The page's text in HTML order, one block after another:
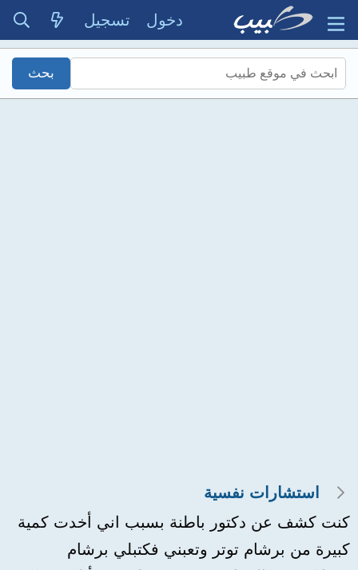
دخول تسجيل
استشارات نفسية
كنت كشف عن دكتور باطنة بسبب اني أخدت كمية
كبيرة من برشام توتر وتعبني فكتبلي برشام